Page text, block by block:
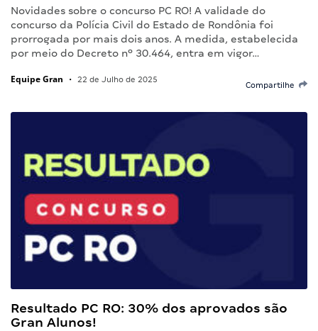
Novidades sobre o concurso PC RO! A validade do
concurso da Polícia Civil do Estado de Rondônia foi
prorrogada por mais dois anos. A medida, estabelecida
por meio do Decreto nº 30.464, entra em vigor…
Equipe Gran • 22 de Julho de 2025
Compartilhe
Resultado PC RO: 30% dos aprovados são
Gran Alunos!